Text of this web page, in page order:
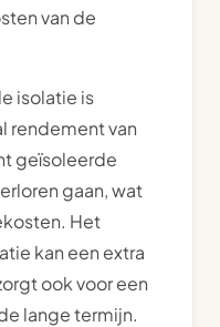
van de
isolatie is
rendement van
geïsoleerde
gaan, wat
Het
kan een extra
ook voor een
lange termijn.